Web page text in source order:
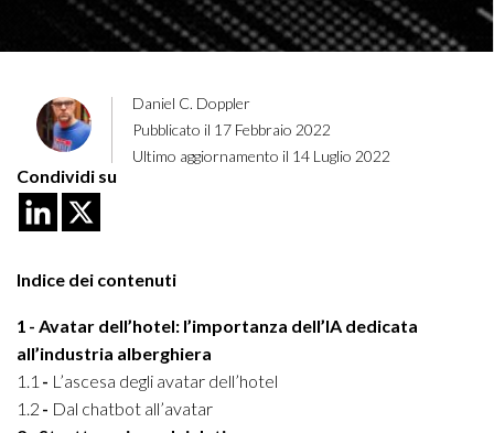
Daniel C. Doppler
Pubblicato il 17 Febbraio 2022
Ultimo aggiornamento il 14 Luglio 2022
Condividi su
Indice dei contenuti
1
Avatar dell’hotel: l’importanza dell’IA dedicata
all’industria alberghiera
1.1
L’ascesa degli avatar dell’hotel
1.2
Dal chatbot all’avatar